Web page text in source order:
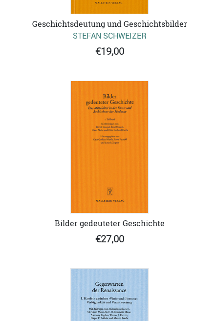
Geschichtsdeutung und Geschichtsbilder
STEFAN SCHWEIZER
€19,00
Bilder gedeuteter Geschichte
€27,00